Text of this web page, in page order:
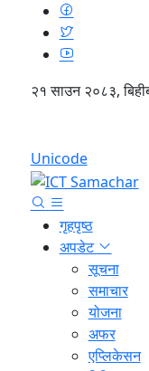
२१ साउन २०८३,
Unicode
गृहपृष्ठ
अपडेट
सूचना
समाचार
योजना
अफर
एप्लिकेसन